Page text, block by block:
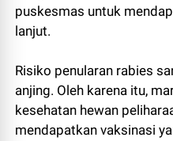
puskesmas untuk
lanjut.
Risiko penularan rabies
anjing. Oleh karena itu,
kesehatan hewan
mendapatkan vaksinasi